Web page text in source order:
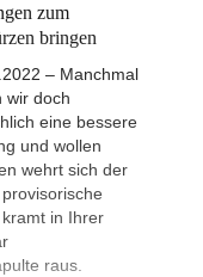
zum
bringen
– Manchmal
wir doch
eine bessere
und wollen
wehrt sich der
in Ihrer
raus.